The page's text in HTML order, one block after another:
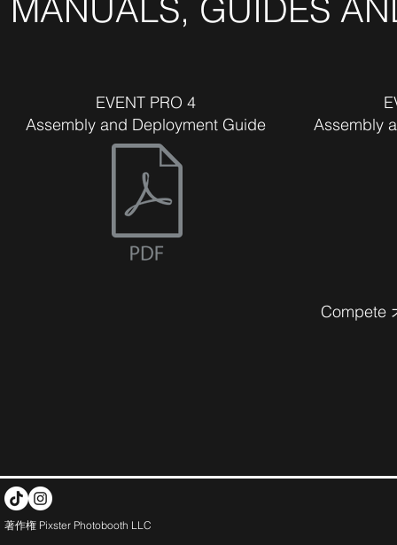
MANUALS, GUIDES
EVENT PRO 4
Assembly and Deployment Guide
Assembly
Compete
著作権 Pixster Photobooth LLC